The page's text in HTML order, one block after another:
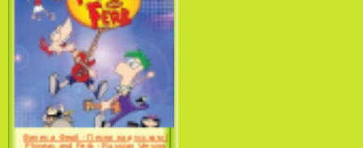
Фархат: Принц Персии /
Farhat: The Prince of the
Desert (сериал) (2004)
Финес и Ферб - Песни на русском /
Phineas and Ferb - Russian Version
(2009-2011)